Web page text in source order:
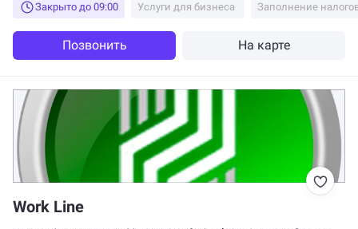
оперативно вникнуть в вопрос и проконсультировать. Настоящие
деталям, ответственность и неравнодушное отношение. Компании
- удачи и процветания! Рекомендую к сотрудничеству!
Закрыто до 09:00 Услуги для бизнеса Заполнение
Позвонить На карте
Work Line